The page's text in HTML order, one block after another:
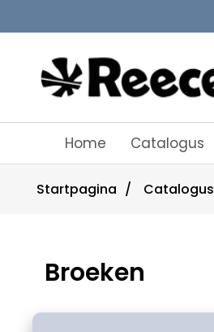
Home Catalogus
Startpagina / Catalogus
Broeken